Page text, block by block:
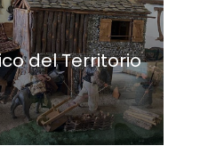
del Territorio